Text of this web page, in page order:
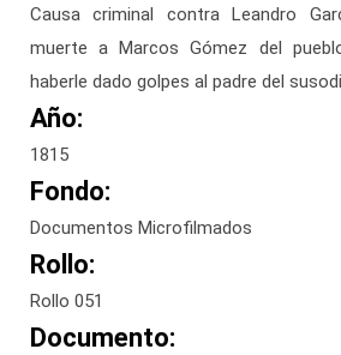
Causa criminal contra Leandro
muerte a Marcos Gómez del
haberle dado golpes al padre del
Año:
1815
Fondo:
Documentos Microfilmados
Rollo:
Rollo 051
Documento: